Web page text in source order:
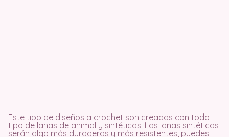
Este tipo de diseños a crochet son creadas con todo
tipo de lanas de animal y sintéticas. Las lanas sintéticas
serán algo más duraderas y más resistentes, puedes